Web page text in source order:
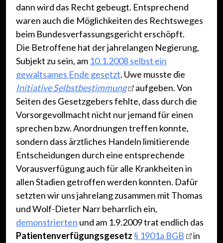
dann wird das Recht gebeugt. Entsprechend
waren auch die Möglichkeiten des Rechtsweges
beim Bundesverfassungsgericht erschöpft.
Die Betroffene hat der jahrelangen Negierung,
Subjekt zu sein, am 10.1.2008 selbst ein
gewaltsames Ende gesetzt. Uwe musste die
Initiative Selbstbestimmung
aufgeben. Von
Seiten des Gesetzgebers fehlte, dass durch die
Vorsorgevollmacht nicht nur jemand für einen
sprechen bzw. Anordnungen treffen konnte,
sondern dass ärztliches Handeln limitierende
Entscheidungen durch eine entsprechende
Vorausverfügung auch für alle Krankheiten in
allen Stadien getroffen werden konnten. Dafür
setzten wir uns jahrelang zusammen mit Thomas
und Wolf-Dieter Narr beharrlich ein,
demonstrierten und am 1.9.2009 trat endlich das
Patientenverfügungsgesetz § 1901a BGB
in